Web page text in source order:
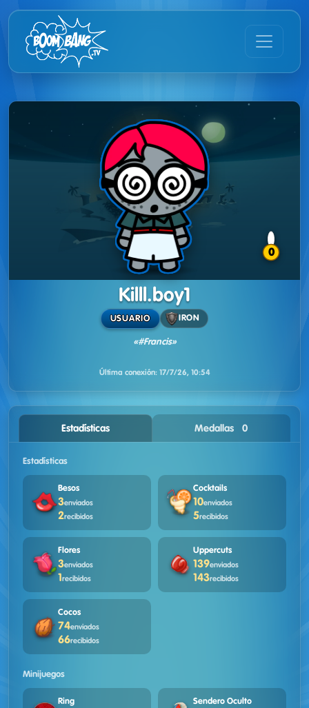
0
Killl.boy1
USUARIO IRON
«#Francis»
Última conexión: 17/7/26, 10:54
Estadísticas Medallas · 0
Estadísticas
Besos
3enviados
2recibidos
Cocktails
10enviados
5recibidos
Flores
3enviados
1 recibidos
Uppercuts
139enviados
143recibidos
Cocos
74enviados
66recibidos
Minijuegos
Ring Sendero Oculto